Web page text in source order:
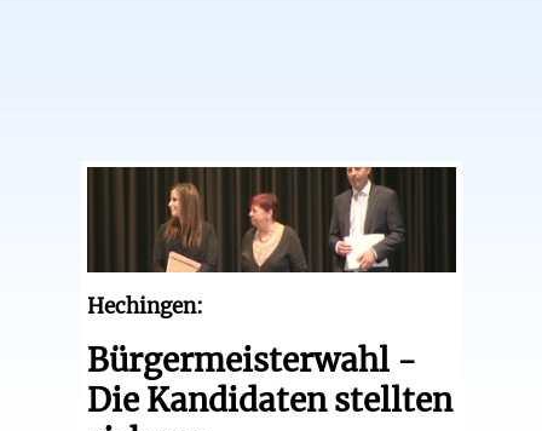
Hechingen:
Bürgermeisterwahl -
Die Kandidaten stellten